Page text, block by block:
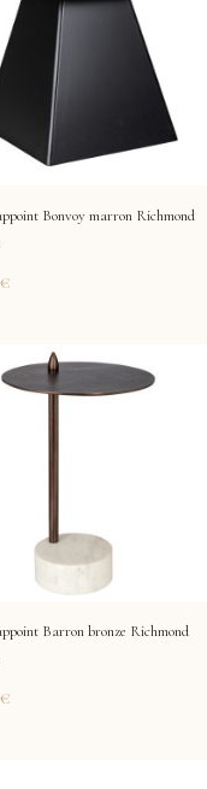
Bonvoy marron Richmond
€
Barron bronze Richmond
€